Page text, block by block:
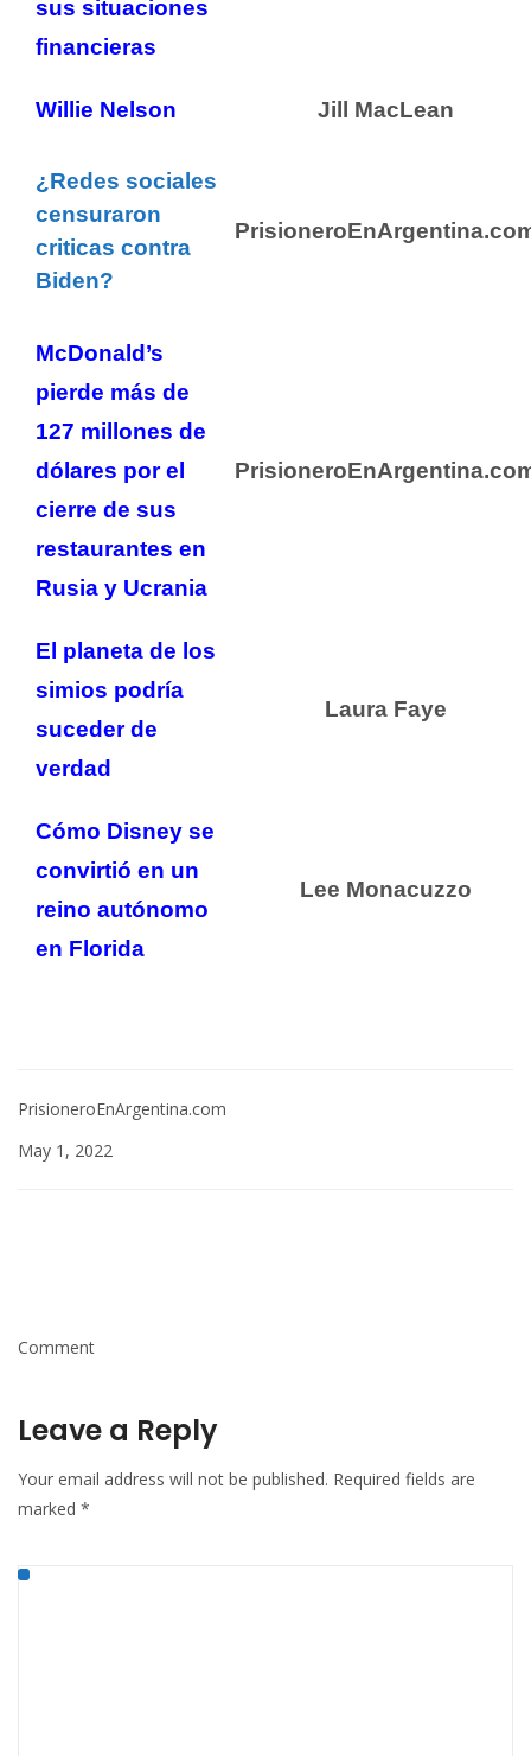
sus situaciones
financieras
Willie Nelson Jill MacLean
¿Redes sociales
censuraron
criticas contra
Biden?
McDonald’s
pierde más de
127 millones de
dólares por el
cierre de sus
restaurantes en
Rusia y Ucrania
El planeta de los
simios podría
suceder de
verdad
Laura Faye
Cómo Disney se
convirtió en un
reino autónomo
en Florida
Lee Monacuzzo
PrisioneroEnArgentina.com
May 1, 2022
Comment
Leave a Reply
Your email address will not be published. Required fields are
marked *